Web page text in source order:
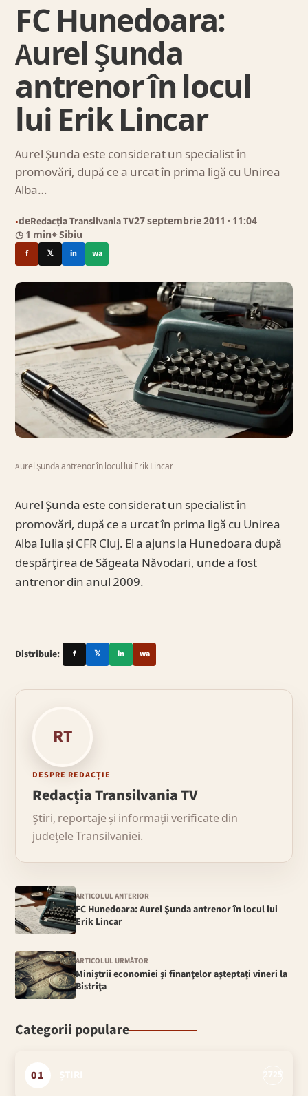
FC Hunedoara:
Aurel Şunda
antrenor în locul
lui Erik Lincar
Aurel Şunda este considerat un specialist în
promovări, după ce a urcat în prima ligă cu Unirea
Alba…
●deRedacția Transilvania TV27 septembrie 2011 · 11:04
◷ 1 min⌖ Sibiu
f 𝕏 in wa
Aurel Şunda antrenor în locul lui Erik Lincar
Aurel Şunda este considerat un specialist în
promovări, după ce a urcat în prima ligă cu Unirea
Alba Iulia şi CFR Cluj. El a ajuns la Hunedoara după
despărţirea de Săgeata Năvodari, unde a fost
antrenor din anul 2009.
Distribuie: f 𝕏 in wa
RT
DESPRE REDACȚIE
Redacția Transilvania TV
Știri, reportaje și informații verificate din
județele Transilvaniei.
ARTICOLUL ANTERIOR
FC Hunedoara: Aurel Şunda antrenor în locul lui
Erik Lincar
ARTICOLUL URMĂTOR
Miniştrii economiei şi finanţelor aşteptaţi vineri la
Bistriţa
Categorii populare
01